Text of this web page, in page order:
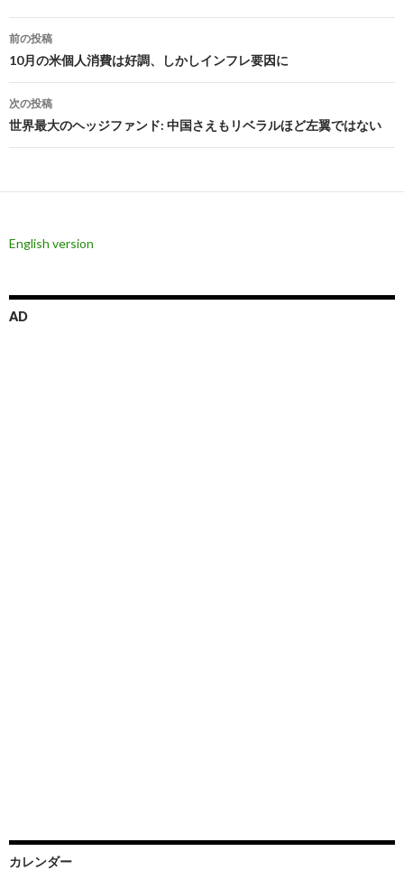
投
稿
ナ
ビ
ゲ
ー
ョ
前の投稿
10月の米個人消費は好調、しかしインフレ要因に
次の投稿
世界最大のヘッジファンド: 中国さえもリベラルほど左翼ではない
English version
AD
カレンダー